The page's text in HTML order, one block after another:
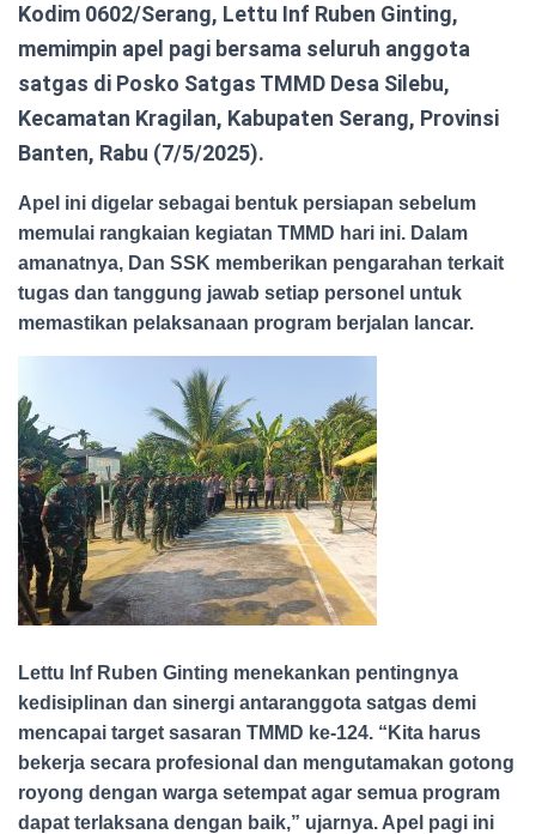
Kodim 0602/Serang, Lettu Inf Ruben Ginting,
memimpin apel pagi bersama seluruh anggota
satgas di Posko Satgas TMMD Desa Silebu,
Kecamatan Kragilan, Kabupaten Serang, Provinsi
Banten, Rabu (7/5/2025).
Apel ini digelar sebagai bentuk persiapan sebelum
memulai rangkaian kegiatan TMMD hari ini. Dalam
amanatnya, Dan SSK memberikan pengarahan terkait
tugas dan tanggung jawab setiap personel untuk
memastikan pelaksanaan program berjalan lancar.
Lettu Inf Ruben Ginting menekankan pentingnya
kedisiplinan dan sinergi antaranggota satgas demi
mencapai target sasaran TMMD ke-124. “Kita harus
bekerja secara profesional dan mengutamakan gotong
royong dengan warga setempat agar semua program
dapat terlaksana dengan baik,” ujarnya. Apel pagi ini